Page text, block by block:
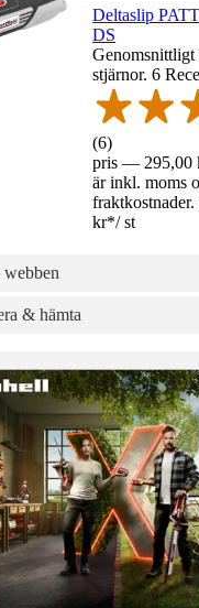
Deltaslip
DS
stjärnor. 6
(6)
pris — 295,00
är inkl. moms
fraktkostnader.
kr*/ st
& hämta